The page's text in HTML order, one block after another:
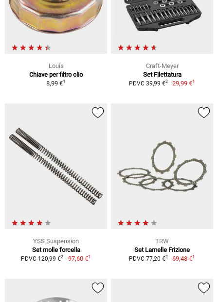
Louis
Chiave per filtro olio
8,99 €1
Craft-Meyer
Set Filettatura
PDVC 39,99 €2 29,99 €1
YSS Suspension
Set molle forcella
PDVC 120,99 €2 97,60 €1
TRW
Set Lamelle Frizione
PDVC 77,20 €2 69,48 €1